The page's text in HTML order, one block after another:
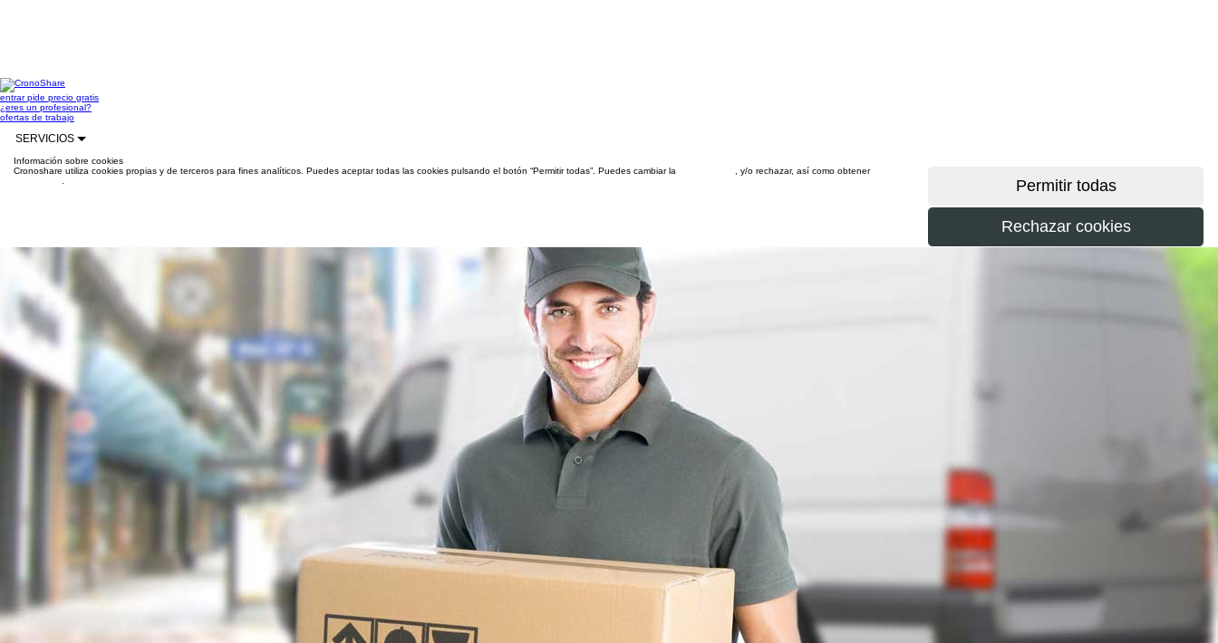
entrarpide precio gratis
¿eres un profesional?
ofertas de trabajo
SERVICIOS
Información sobre cookies
Cronoshare utiliza cookies propias y de terceros para fines analíticos. Puedes aceptar todas las cookies pulsando el botón “Permitir todas”. Puedes cambiar la
, y/o rechazar, así como obtener